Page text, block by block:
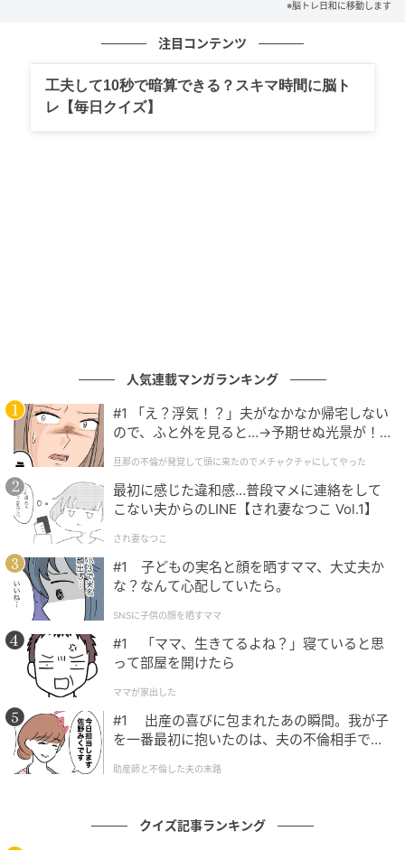
※脳トレ日和に移動します
注目コンテンツ
工夫して10秒で暗算できる？スキマ時間に脳ト
レ【毎日クイズ】
人気連載マンガランキング
#1 「え？浮気！？」夫がなかなか帰宅しない
ので、ふと外を見ると…→予期せぬ光景が！
クチャにしてやった
旦那の不倫が発覚して頭に来たのでメチャクチャにしてやった
最初に感じた違和感…普段マメに連絡をして
こない夫からのLINE【され妻なつこ Vol.1】
され妻なつこ
#1 子どもの実名と顔を晒すママ、大丈夫か
な？なんて心配していたら。
SNSに子供の顔を晒すママ
#1 「ママ、生きてるよね？」寝ていると思
って部屋を開けたら
ママが家出した
#1 出産の喜びに包まれたあの瞬間。我が子
を一番最初に抱いたのは、夫の不倫相手でし
助産師と不倫した夫の末路
クイズ記事ランキング